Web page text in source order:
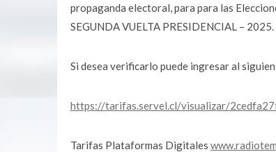
propaganda electoral, para para las
SEGUNDA VUELTA PRESIDENCIAL – 2025.
Si desea verificarlo puede ingresar al
https://tarifas.servel.cl/visualizar/
Tarifas Plataformas Digitales